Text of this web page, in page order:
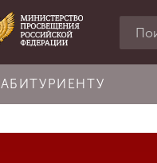
АБИТУРИЕНТУ